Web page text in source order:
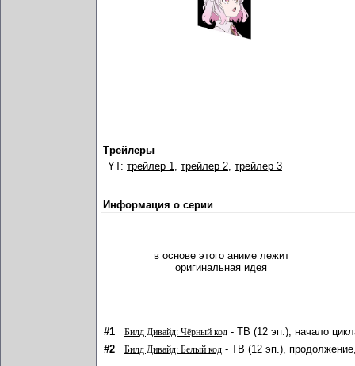
Трейлеры
YT: трейлер 1, трейлер 2, трейлер 3
Информация о серии
в основе этого аниме лежит
оригинальная идея
#1 Билд Дивайд: Чёрный код - ТВ (12 эп.), начало
#2
Билд Дивайд: Белый код - ТВ (12 эп.),